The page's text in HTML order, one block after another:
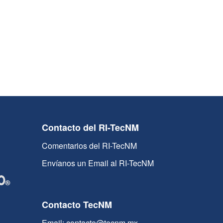
Contacto del RI-TecNM
Comentarios del RI-TecNM
Envíanos un Email al RI-TecNM
Contacto TecNM